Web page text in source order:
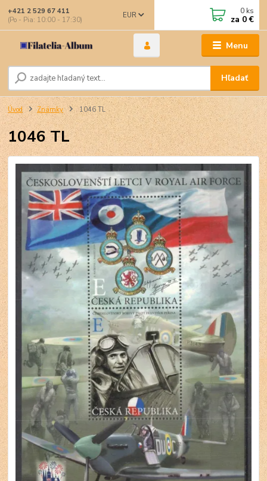
Menu
EUR
Hľadať
+421 2 529 67 411
(Po - Pia: 10:00 - 17:30)
0 ks
za 0 €
Úvod Známky 1046 TL
1046 TL